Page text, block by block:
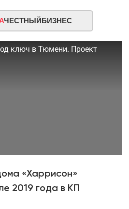
ЧЕСТНЫЙБИЗНЕС
ключ в Тюмени. Проект
«Харрисон»
2019 года в КП